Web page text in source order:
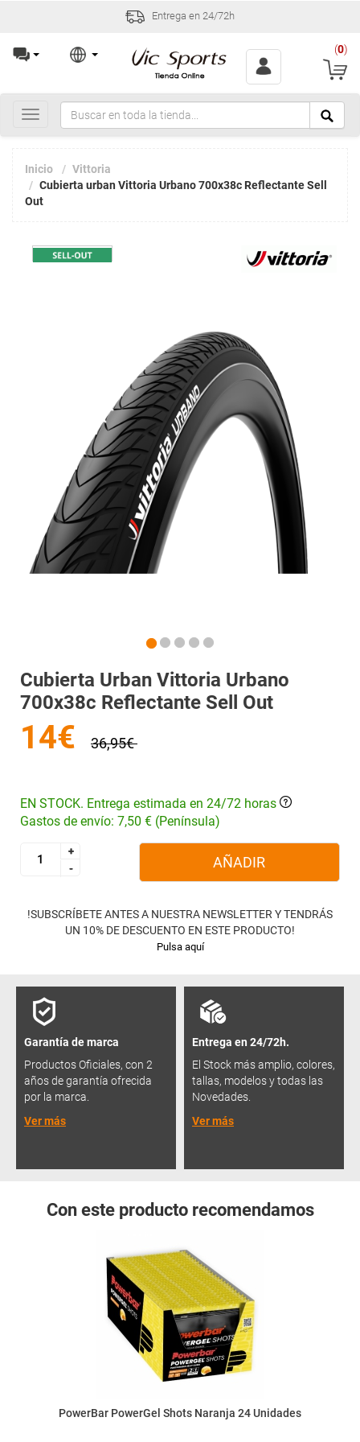
Entrega en 24/72h
(0)
Toggle
navigation
Inicio
Vittoria
Cubierta urban Vittoria Urbano 700x38c Reflectante Sell
Out
Cubierta Urban Vittoria Urbano
700x38c Reflectante Sell Out
14€ 36,95€
EN STOCK. Entrega estimada en 24/72 horas
Gastos de envío: 7,50 € (Península)
+
-
+
-
AÑADIR
!SUBSCRÍBETE ANTES A NUESTRA NEWSLETTER Y TENDRÁS
UN 10% DE DESCUENTO EN ESTE PRODUCTO!
Pulsa aquí
Garantía de marca
Productos Oficiales, con 2
años de garantía ofrecida
por la marca.
Ver más
Entrega en 24/72h.
El Stock más amplio, colores,
tallas, modelos y todas las
Novedades.
Ver más
Con este producto recomendamos
PowerBar PowerGel Shots Naranja 24 Unidades